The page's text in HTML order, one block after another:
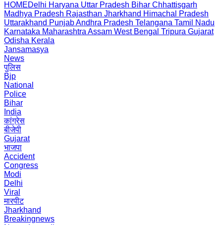
HOMEDelhi Haryana Uttar Pradesh Bihar Chhattisgarh
Madhya Pradesh Rajasthan Jharkhand Himachal Pradesh
Uttarakhand PunjabAndhra Pradesh Telangana Tamil Nadu
Karnataka Maharashtra Assam West Bengal Tripura Gujarat
Odisha Kerala
Jansamasya
News
पुलिस
Bjp
National
Police
Bihar
India
कांग्रेस
बीजेपी
Gujarat
भाजपा
Accident
Congress
Modi
Delhi
Viral
मारपीट
Jharkhand
Breakingnews